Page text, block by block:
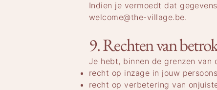
Indien je vermoedt dat
welcome@the-village.be.
9. Rechten van
Je hebt, binnen de grenzen van
recht op inzage in jouw
recht op verbetering van